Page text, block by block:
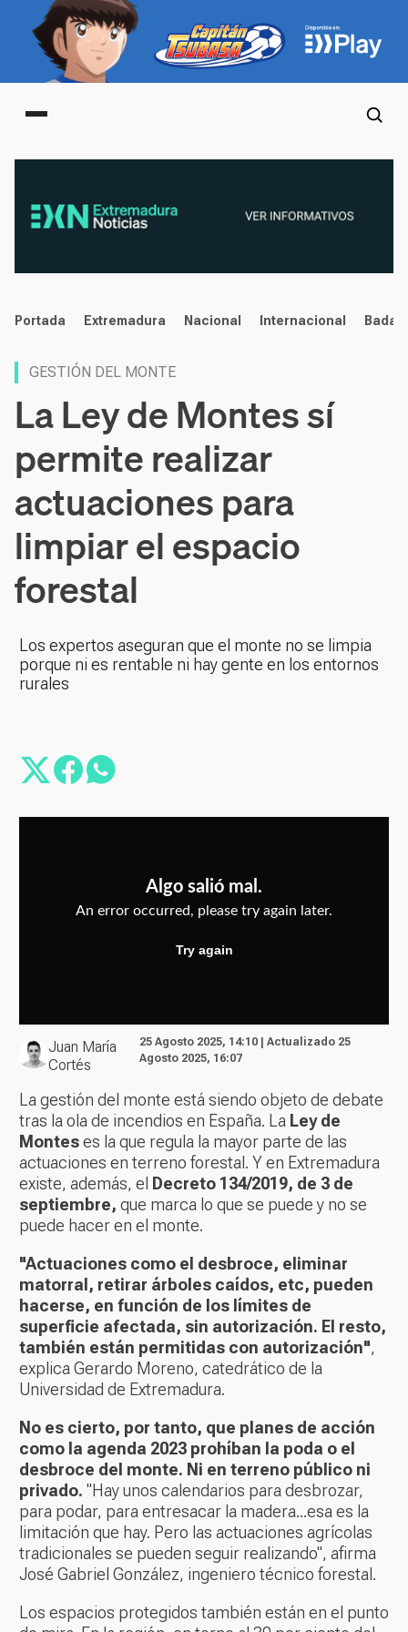
Main menu
noticias
Portada Extremadura Nacional Internacional
GESTIÓN DEL MONTE
La Ley de Montes sí
permite realizar
actuaciones para
limpiar el espacio
forestal
Los expertos aseguran que el monte no se limpia
porque ni es rentable ni hay gente en los entornos
rurales
Juan María
Cortés
25 Agosto 2025, 14:10 | Actualizado 25
Agosto 2025, 16:07
La gestión del monte está siendo objeto de debate
tras la ola de incendios en España. La Ley de
Monteses la que regula la mayor parte de las
actuaciones en terreno forestal. Y en Extremadura
existe, además, el Decreto 134/2019, de 3 de
septiembre, que marca lo que se puede y no se
puede hacer en el monte.
"Actuaciones como el desbroce, eliminar
matorral, retirar árboles caídos, etc, pueden
hacerse, en función de los límites de
superficie afectada, sin autorización. El resto,
también están permitidas con autorización",
explica Gerardo Moreno, catedrático de la
Universidad de Extremadura.
No es cierto, por tanto, que planes de acción
como la agenda 2023 prohíban la poda o el
desbroce del monte. Ni en terreno público ni
privado. "Hay unos calendarios para desbrozar,
para podar, para entresacar la madera...esa es la
limitación que hay. Pero las actuaciones agrícolas
tradicionales se pueden seguir realizando", afirma
José Gabriel González, ingeniero técnico forestal.
Los espacios protegidos también están en el punto